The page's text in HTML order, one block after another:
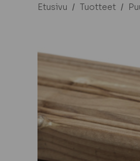
Etusivu / Tuotteet /